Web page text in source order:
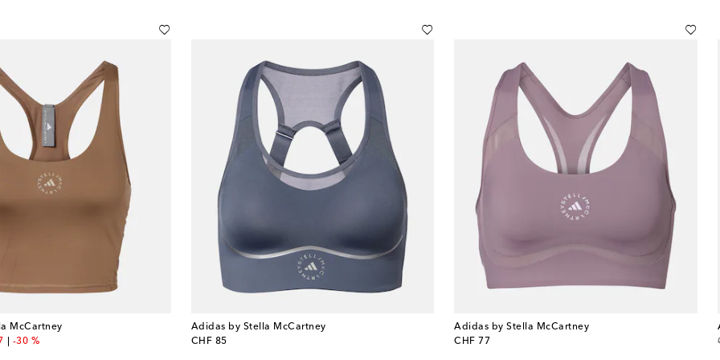
McCartney
price
-30 %
Adidas by Stella McCartney
CHF 85
original price
Adidas by Stella McCartney
CHF 77
original price